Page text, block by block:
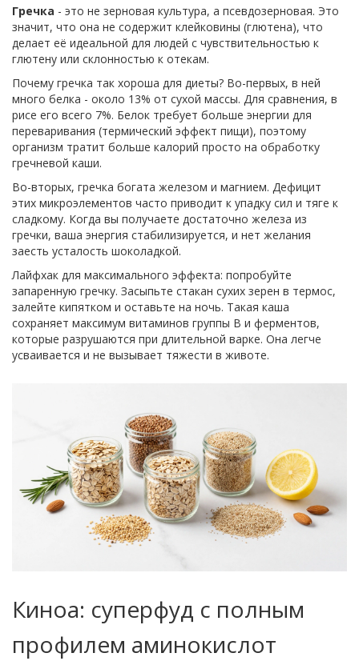
Гречка - это не зерновая культура, а псевдозерновая. Это
значит, что она не содержит клейковины (глютена), что
делает её идеальной для людей с чувствительностью к
глютену или склонностью к отекам.
Почему гречка так хороша для диеты? Во-первых, в ней
много белка - около 13% от сухой массы. Для сравнения, в
рисе его всего 7%. Белок требует больше энергии для
переваривания (термический эффект пищи), поэтому
организм тратит больше калорий просто на обработку
гречневой каши.
Во-вторых, гречка богата железом и магнием. Дефицит
этих микроэлементов часто приводит к упадку сил и тяге к
сладкому. Когда вы получаете достаточно железа из
гречки, ваша энергия стабилизируется, и нет желания
заесть усталость шоколадкой.
Лайфхак для максимального эффекта: попробуйте
запаренную гречку. Засыпьте стакан сухих зерен в термос,
залейте кипятком и оставьте на ночь. Такая каша
сохраняет максимум витаминов группы B и ферментов,
которые разрушаются при длительной варке. Она легче
усваивается и не вызывает тяжести в животе.
Киноа: суперфуд с полным
профилем аминокислот